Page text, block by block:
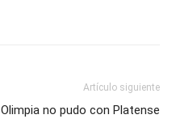
Artículo siguiente
Olimpia no pudo con Platense